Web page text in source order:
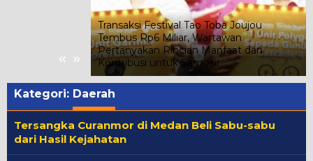
« »
Transaksi Festival Tao Toba Joujou
Tembus Rp6 Miliar, Wartawan
Pertanyakan Rincian Manfaat dan
Kontribusi untuk Samosir
Kategori: Daerah
Tersangka Curanmor di Medan Beli Sabu-sabu
dari Hasil Kejahatan